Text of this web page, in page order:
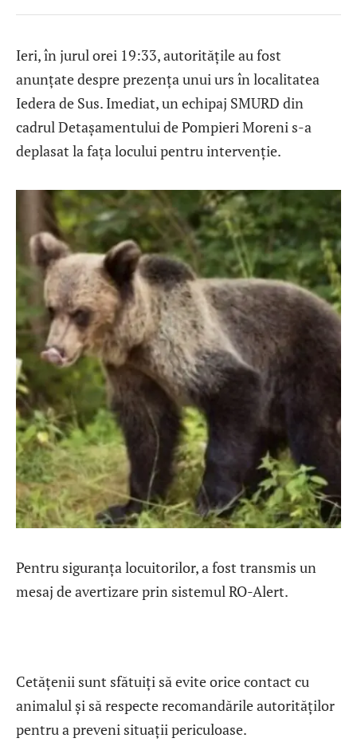
Ieri, în jurul orei 19:33, autoritățile au fost
anunțate despre prezența unui urs în localitatea
Iedera de Sus. Imediat, un echipaj SMURD din
cadrul Detașamentului de Pompieri Moreni s-a
deplasat la fața locului pentru intervenție.
Pentru siguranța locuitorilor, a fost transmis un
mesaj de avertizare prin sistemul RO-Alert.
Cetățenii sunt sfătuiți să evite orice contact cu
animalul și să respecte recomandările autorităților
pentru a preveni situații periculoase.